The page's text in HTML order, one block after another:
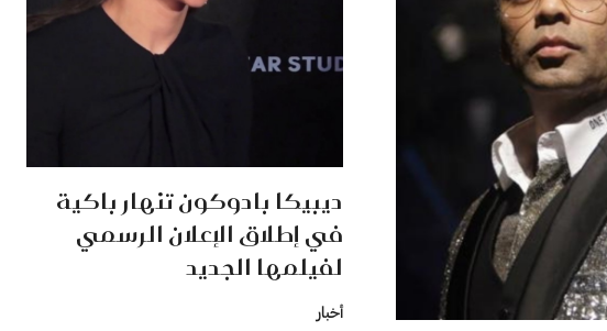
ديبيكا بادوكون تنهار باكية
في إطلاق الإعلان الرسمي
لفيلمها الجديد
أخبار